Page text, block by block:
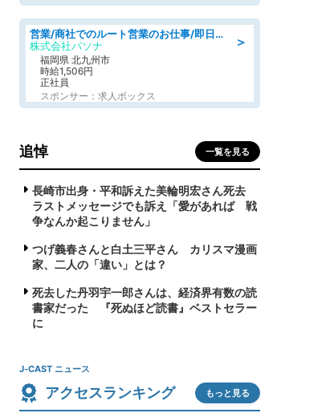
＞
営業/商社でのルート営業のお仕事/即日勤務可/車通勤可/営業
株式会社パソナ
福岡県 北九州市
時給1,506円
正社員
スポンサー：求人ボックス
追悼 一覧を見る
長崎市出身・平和訴えた美輪明宏さん死去
ラストメッセージでも訴え「愛があれば 戦
争なんか起こりません」
つげ義春さんと白土三平さん カリスマ漫画
家、二人の「違い」とは？
死去した丹羽宇一郎さんは、経済界有数の読
書家だった 『死ぬほど読書』ベストセラー
に
J-CAST ニュース
アクセスランキング もっと見る